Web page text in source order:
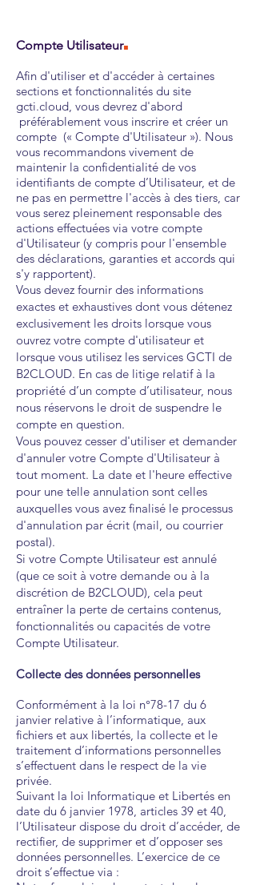
Compte Utilisateur.
Afin d'utiliser et d'accéder à certaines
sections et fonctionnalités du site
gcti.cloud, vous devrez d'abord
préférablement vous inscrire et créer un
compte (« Compte d'Utilisateur »). Nous
vous recommandons vivement de
maintenir la confidentialité de vos
identifiants de compte d’Utilisateur, et de
ne pas en permettre l'accès à des tiers, car
vous serez pleinement responsable des
actions effectuées via votre compte
d'Utilisateur (y compris pour l'ensemble
des déclarations, garanties et accords qui
s'y rapportent).
Vous devez fournir des informations
exactes et exhaustives dont vous détenez
exclusivement les droits lorsque vous
ouvrez votre compte d'utilisateur et
lorsque vous utilisez les services GCTI de
B2CLOUD. En cas de litige relatif à la
propriété d’un compte d’utilisateur, nous
nous réservons le droit de suspendre le
compte en question.
Vous pouvez cesser d'utiliser et demander
d'annuler votre Compte d'Utilisateur à
tout moment. La date et l'heure effective
pour une telle annulation sont celles
auxquelles vous avez finalisé le processus
d'annulation par écrit (mail, ou courrier
postal).
Si votre Compte Utilisateur est annulé
(que ce soit à votre demande ou à la
discrétion de B2CLOUD), cela peut
entraîner la perte de certains contenus,
fonctionnalités ou capacités de votre
Compte Utilisateur.
Collecte des données personnelles
Conformément à la loi n°78-17 du 6
janvier relative à l’informatique, aux
fichiers et aux libertés, la collecte et le
traitement d’informations personnelles
s’effectuent dans le respect de la vie
privée.
Suivant la loi Informatique et Libertés en
date du 6 janvier 1978, articles 39 et 40,
l’Utilisateur dispose du droit d’accéder, de
rectifier, de supprimer et d’opposer ses
données personnelles. L’exercice de ce
droit s’effectue via :